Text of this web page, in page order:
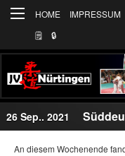
HOME IMPRESSUM
🗒
🔒︎
26 Sep.. 2021
An diesem Wochenende